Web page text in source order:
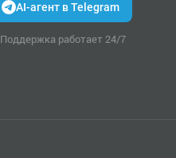
AI-агент в Telegram
Поддержка работает 24/7